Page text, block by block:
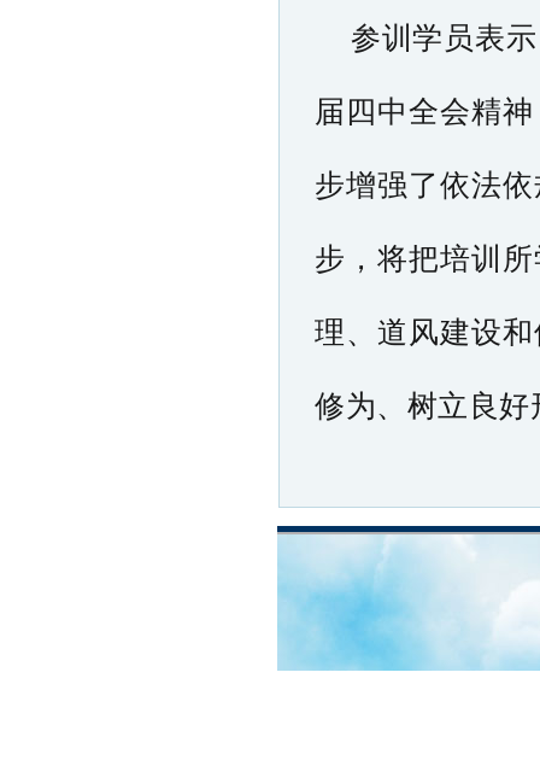
参训学员表
届四中全会精
步增强了依法
步，将把培训
理、道风建设
修为、树立良